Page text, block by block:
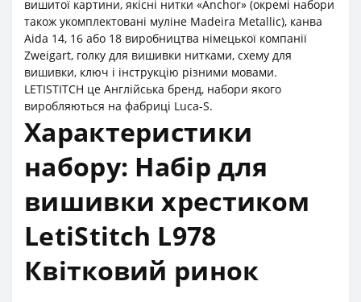
вишитої картини, якісні нитки «Anchor» (окремі набори
також укомплектовані муліне Madeira Metallic), канва
Aida 14, 16 або 18 виробництва німецької компанії
Zweigart, голку для вишивки нитками, схему для
вишивки, ключ і інструкцію різними мовами.
LETISTITCH це Англійська бренд, набори якого
виробляються на фабриці Luca-S.
Характеристики
набору: Набір для
вишивки хрестиком
LetiStitch L978
Квітковий ринок